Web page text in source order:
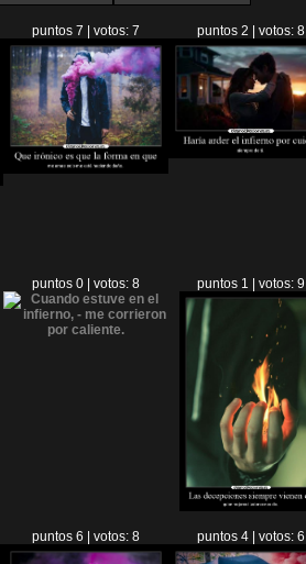
puntos 7 | votos: 7 puntos 2 | votos: 8
puntos 0 | votos: 8 puntos 1 | votos: 9
puntos 6 | votos: 8 puntos 4 | votos: 6